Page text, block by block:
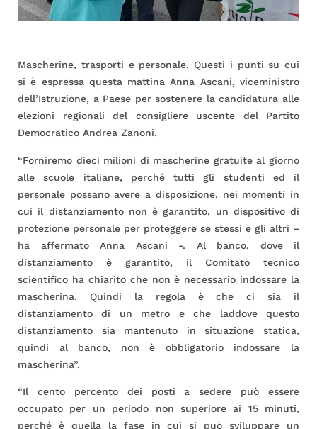
Mascherine, trasporti e personale. Questi i punti su cui
si è espressa questa mattina Anna Ascani, viceministro
dell’Istruzione, a Paese per sostenere la candidatura alle
elezioni regionali del consigliere uscente del Partito
Democratico Andrea Zanoni.
“Forniremo dieci milioni di mascherine gratuite al giorno
alle scuole italiane, perché tutti gli studenti ed il
personale possano avere a disposizione, nei momenti in
cui il distanziamento non è garantito, un dispositivo di
protezione personale per proteggere se stessi e gli altri –
ha affermato Anna Ascani -. Al banco, dove il
distanziamento è garantito, il Comitato tecnico
scientifico ha chiarito che non è necessario indossare la
mascherina. Quindi la regola è che ci sia il
distanziamento di un metro e che laddove questo
distanziamento sia mantenuto in situazione statica,
quindi al banco, non è obbligatorio indossare la
mascherina”.
“Il cento percento dei posti a sedere può essere
occupato per un periodo non superiore ai 15 minuti,
perché è quella la fase in cui si può sviluppare un